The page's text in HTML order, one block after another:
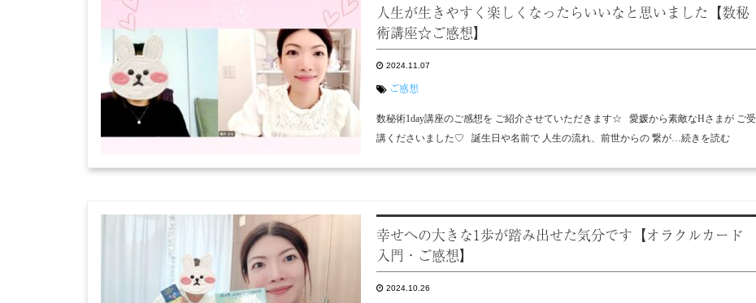
人生が生きやすく楽しくなったらいいなと思いました【数秘
術講座☆ご感想】
2024.11.07
ご感想
数秘術1day講座のご感想を ご紹介させていただきます☆ 愛媛から素敵なHさまが ご受
講くださいました♡ 誕生日や名前で 人生の流れ、前世からの 繋が…続きを読む
幸せへの大きな1歩が踏み出せた気分です【オラクルカード
入門・ご感想】
2024.10.26